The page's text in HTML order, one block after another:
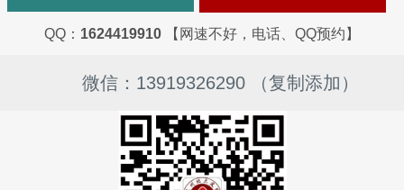
QQ： 1624419910 【网速不好，电话、QQ预约】
微信：13919326290 （复制添加）